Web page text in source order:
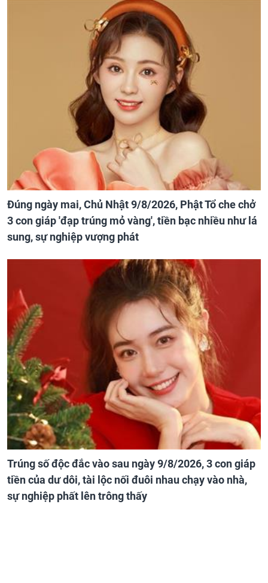
Đúng ngày mai, Chủ Nhật 9/8/2026, Phật Tổ che chở
3 con giáp 'đạp trúng mỏ vàng', tiền bạc nhiều như lá
sung, sự nghiệp vượng phát
Trúng số độc đắc vào sau ngày 9/8/2026, 3 con giáp
tiền của dư dôi, tài lộc nối đuôi nhau chạy vào nhà,
sự nghiệp phất lên trông thấy